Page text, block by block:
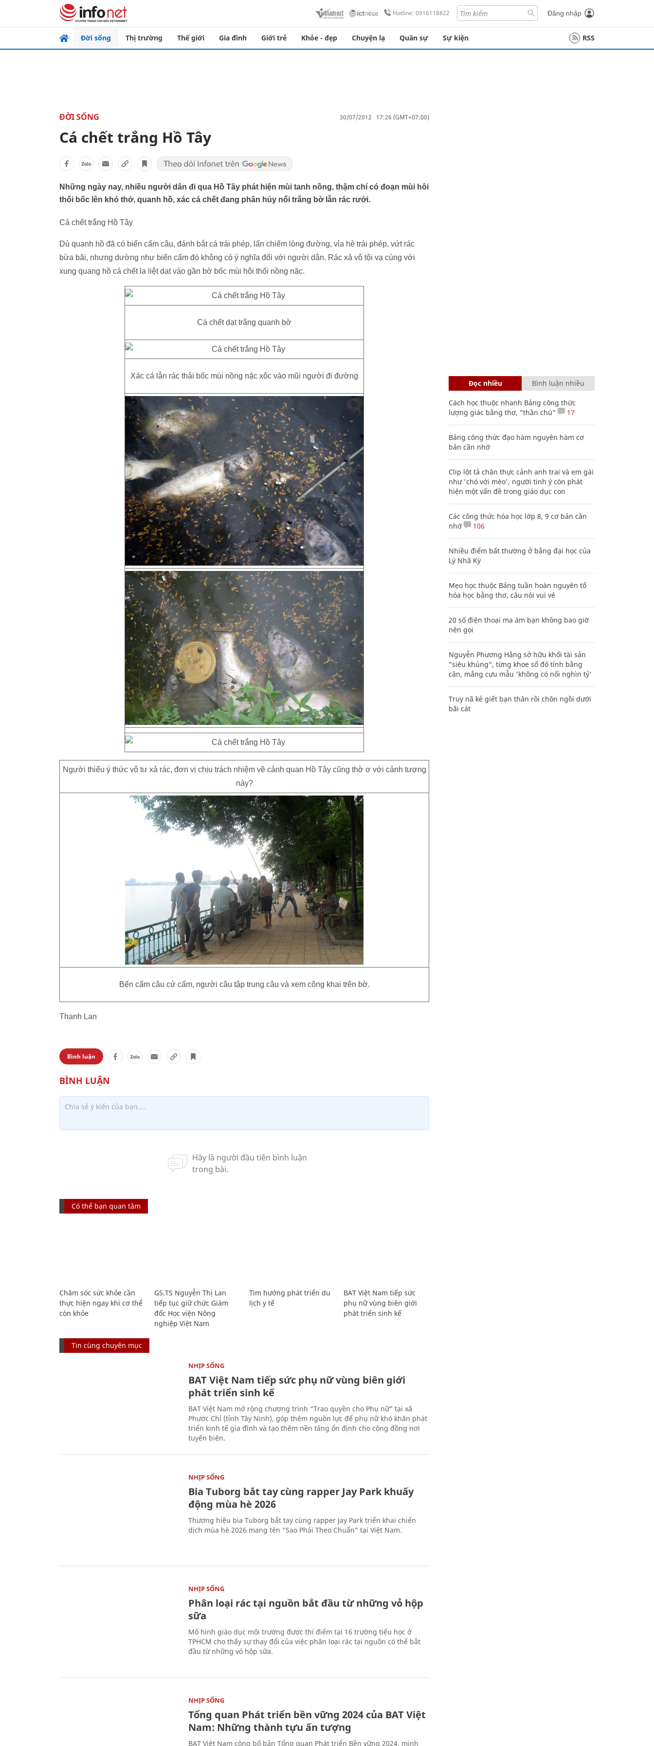
Hotline: 0916118822 Đăng nhập
Đời sống Thị trường Thế giới Gia đình Giới trẻ Khỏe - đẹp Chuyện lạ Quân sự Sự kiện RSS
ĐỜI SỐNG 30/07/2012 17:26 (GMT+07:00)
Cá chết trắng Hồ Tây
Những ngày nay, nhiều người dân đi qua Hồ Tây phát hiện mùi tanh nồng, thậm chí có đoạn mùi hôi
thối bốc lên khó thở, quanh hồ, xác cá chết đang phân hủy nổi trắng bờ lẫn rác rưởi.
Cá chết trắng Hồ Tây
Dù quanh hồ đã có biển cấm câu, đánh bắt cá trái phép, lấn chiếm lòng đường, vỉa hè trái phép, vứt rác
bừa bãi, nhưng dường như biển cấm đó không có ý nghĩa đối với người dân. Rác xả vô tội vạ cùng với
xung quang hồ cá chết la liệt dạt vào gần bờ bốc mùi hôi thối nồng nặc.
Cá chết dạt trắng quanh bờ
Xác cá lẫn rác thải bốc mùi nồng nặc xộc vào mũi người đi đường
Người thiếu ý thức vô tư xả rác, đơn vị chịu trách nhiệm về cảnh quan Hồ Tây cũng thờ ơ với cảnh tượng
này?
Bển cấm câu cứ cấm, người câu tập trung câu và xem công khai trên bờ.
Thanh Lan
Bình luận
Có thể bạn quan tâm
Chăm sóc sức khỏe cần
thực hiện ngay khi cơ thể
còn khỏe
GS.TS Nguyễn Thị Lan
tiếp tục giữ chức Giám
đốc Học viện Nông
nghiệp Việt Nam
Tìm hướng phát triển du
lịch y tế
BAT Việt Nam tiếp sức
phụ nữ vùng biên giới
phát triển sinh kế
Tin cùng chuyên mục
NHỊP SỐNG
BAT Việt Nam tiếp sức phụ nữ vùng biên giới
phát triển sinh kế
BAT Việt Nam mở rộng chương trình “Trao quyền cho Phụ nữ” tại xã
Phước Chỉ (tỉnh Tây Ninh), góp thêm nguồn lực để phụ nữ khó khăn phát
triển kinh tế gia đình và tạo thêm nền tảng ổn định cho cộng đồng nơi
tuyến biên.
NHỊP SỐNG
Bia Tuborg bắt tay cùng rapper Jay Park khuấy
động mùa hè 2026
Thương hiệu bia Tuborg bắt tay cùng rapper Jay Park triển khai chiến
dịch mùa hè 2026 mang tên "Sao Phải Theo Chuẩn” tại Việt Nam.
NHỊP SỐNG
Phân loại rác tại nguồn bắt đầu từ những vỏ hộp
sữa
Mô hình giáo dục môi trường được thí điểm tại 16 trường tiểu học ở
TPHCM cho thấy sự thay đổi của việc phân loại rác tại nguồn có thể bắt
đầu từ những vỏ hộp sữa.
NHỊP SỐNG
Tổng quan Phát triển bền vững 2024 của BAT Việt
Nam: Những thành tựu ấn tượng
BAT Việt Nam công bố bản Tổng quan Phát triển Bền vững 2024, minh
Đọc nhiều Bình luận nhiều
Cách học thuộc nhanh Bảng công thức
lượng giác bằng thơ, "thần chú"
17
Bảng công thức đạo hàm nguyên hàm cơ
bản cần nhớ
Clip lột tả chân thực cảnh anh trai và em gái
như 'chó với mèo', người tinh ý còn phát
hiện một vấn đề trong giáo dục con
Các công thức hóa học lớp 8, 9 cơ bản cần
nhớ
106
Nhiều điểm bất thường ở bằng đại học của
Lý Nhã Kỳ
Mẹo học thuộc Bảng tuần hoàn nguyên tố
hóa học bằng thơ, câu nói vui vẻ
20 số điện thoại ma ám bạn không bao giờ
nên gọi
Nguyễn Phương Hằng sở hữu khối tài sản
"siêu khủng", từng khoe sổ đỏ tính bằng
cân, mắng cựu mẫu 'không có nổi nghìn tỷ'
Truy nã kẻ giết bạn thân rồi chôn ngồi dưới
bãi cát